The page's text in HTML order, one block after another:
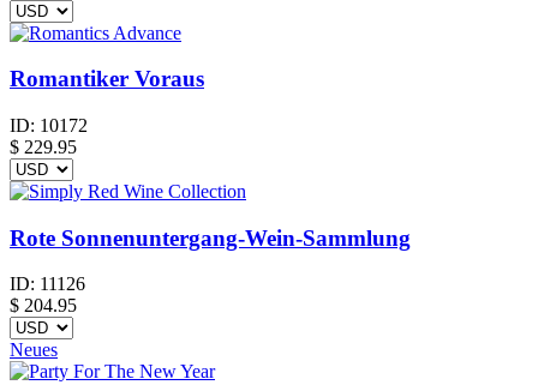
Romantiker Voraus
ID: 10172
$ 229.95
Rote Sonnenuntergang-Wein-Sammlung
ID: 11126
$ 204.95
Neues